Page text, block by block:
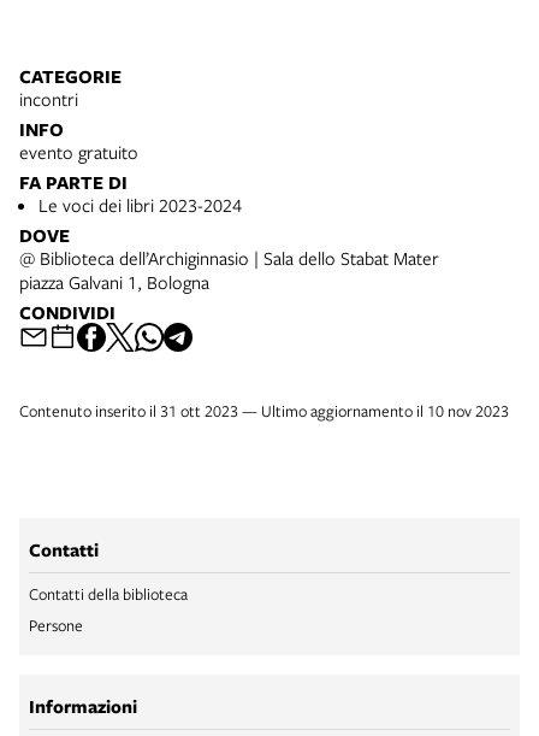
CATEGORIE
incontri
INFO
evento gratuito
FA PARTE DI
Le voci dei libri 2023-2024
DOVE
@ Biblioteca dell’Archiginnasio | Sala dello Stabat Mater
piazza Galvani 1, Bologna
CONDIVIDI
Contenuto inserito il 31 ott 2023 — Ultimo aggiornamento il 10 nov 2023
Contatti
Contatti della biblioteca
Persone
Informazioni